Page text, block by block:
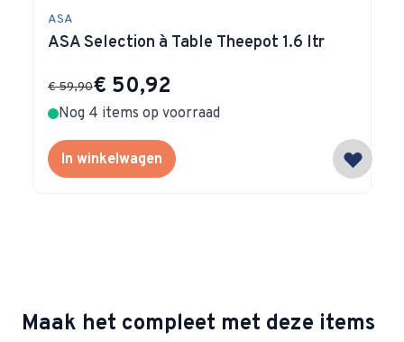
ASA
ASA Selection à Table Theepot 1.6 ltr
Special Price
€ 50,92
€ 59,90
Nog 4 items op voorraad
In winkelwagen
Maak het compleet met deze items